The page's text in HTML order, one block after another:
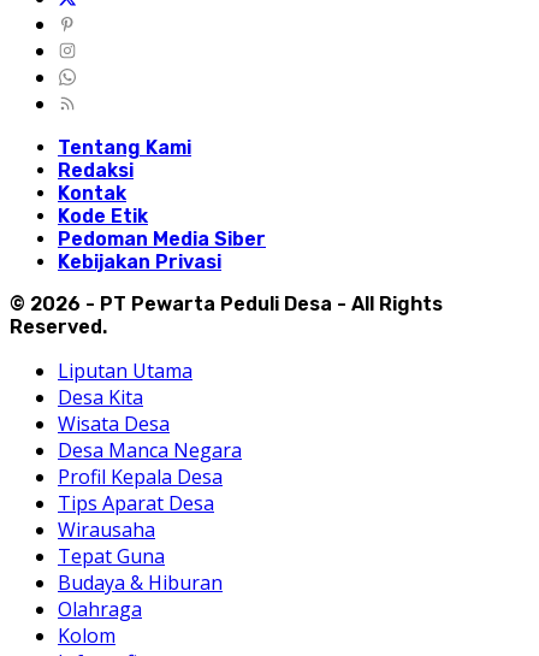
Tentang Kami
Redaksi
Kontak
Kode Etik
Pedoman Media Siber
Kebijakan Privasi
© 2026 - PT Pewarta Peduli Desa - All Rights
Reserved.
Liputan Utama
Desa Kita
Wisata Desa
Desa Manca Negara
Profil Kepala Desa
Tips Aparat Desa
Wirausaha
Tepat Guna
Budaya & Hiburan
Olahraga
Kolom